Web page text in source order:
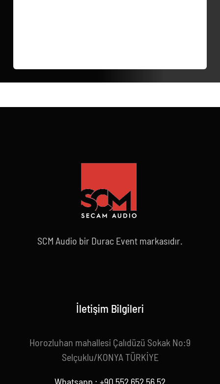
SCM Audio bir Durac Event markasıdır.
İletişim Bilgileri
Horozluhan mahallesi Çalıdüzü Sokak No:9
Selçuklu/KONYA TÜRKİYE
Whatsapp : +90 552 652 56 52